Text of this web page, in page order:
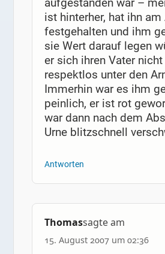
ist hinterher, hat ihn am
festgehalten und ihm
sie Wert darauf legen
er sich ihren Vater
respektlos unter den
Immerhin war es ihm
peinlich, er ist rot
war dann nach dem
Urne blitzschnell
Antworten
Thomassagte am
15. August 2007 um 02:36